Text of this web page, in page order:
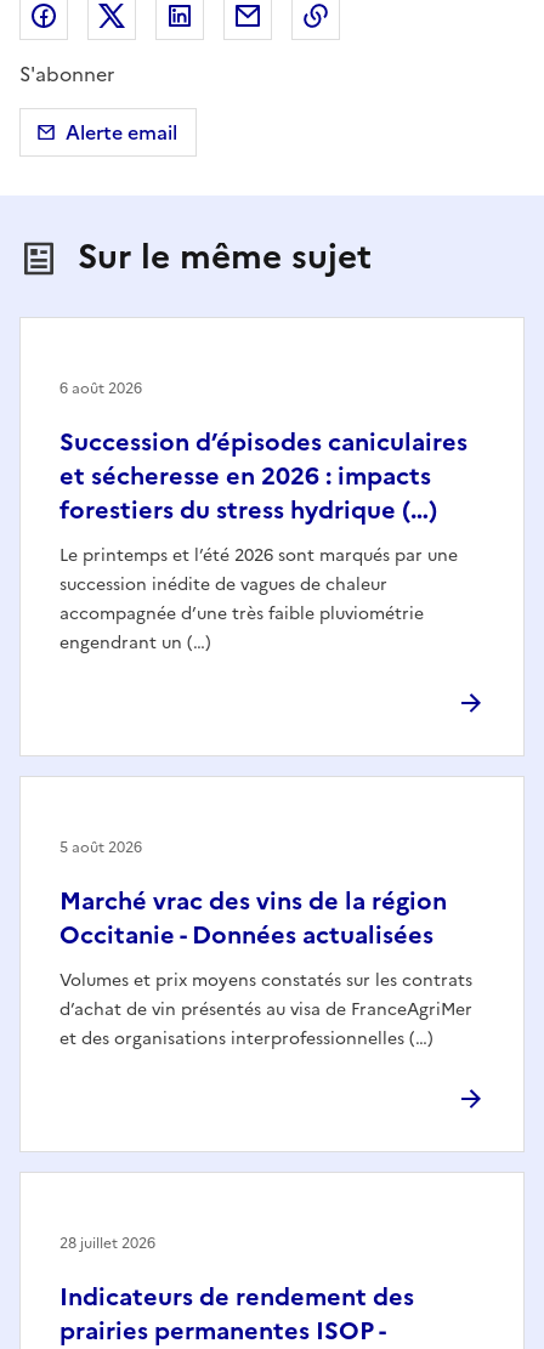
Partager sur Facebook
Partager sur X (anciennement Twitter)
Partager sur LinkedIn
Partager par email
S'abonner
Alerte email
Sur le même sujet
Succession d’épisodes caniculaires
et sécheresse en 2026 : impacts
forestiers du stress hydrique (…)
Le printemps et l’été 2026 sont marqués par une
succession inédite de vagues de chaleur
accompagnée d’une très faible pluviométrie
engendrant un (…)
6 août 2026
Marché vrac des vins de la région
Occitanie - Données actualisées
Volumes et prix moyens constatés sur les contrats
d’achat de vin présentés au visa de FranceAgriMer
et des organisations interprofessionnelles (…)
5 août 2026
Indicateurs de rendement des
prairies permanentes ISOP -
28 juillet 2026